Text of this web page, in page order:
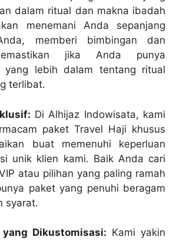
dalam ritual dan makna ibadah
menemani Anda sepanjang
memberi bimbingan dan
jika Anda punya
yang lebih dalam tentang ritual
terlibat.
Di Alhijaz Indowisata, kami
paket Travel Haji khusus
buat memenuhi keperluan
unik klien kami. Baik Anda cari
atau pilihan yang paling ramah
paket yang penuhi beragam
syarat.
Dikustomisasi: Kami yakin